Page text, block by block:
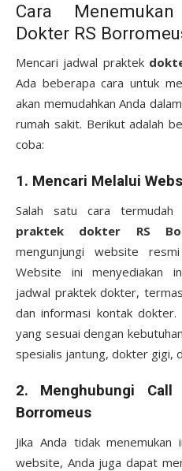
Cara
Dokter RS
Mencari jadwal praktek
Ada beberapa cara untuk
akan memudahkan Anda
rumah sakit. Berikut adalah
coba:
1. Mencari Melalui
Salah satu cara termudah
praktek dokter RS
mengunjungi website
Website ini menyediakan
jadwal praktek dokter,
dan informasi kontak
yang sesuai dengan
spesialis jantung, dokter gigi,
2. Menghubungi
Borromeus
Jika Anda tidak
website, Anda juga dapat